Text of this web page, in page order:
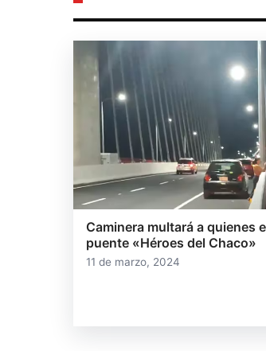
Caminera multará a quienes
puente «Héroes del Chaco»
11 de marzo, 2024